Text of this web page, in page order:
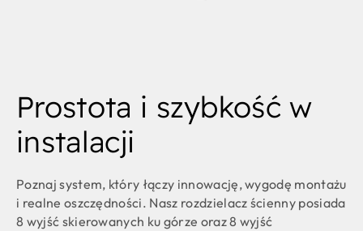
Prostota i szybkość w
instalacji
Poznaj system, który łączy innowację, wygodę montażu
i realne oszczędności. Nasz rozdzielacz ścienny posiada
8 wyjść skierowanych ku górze oraz 8 wyjść